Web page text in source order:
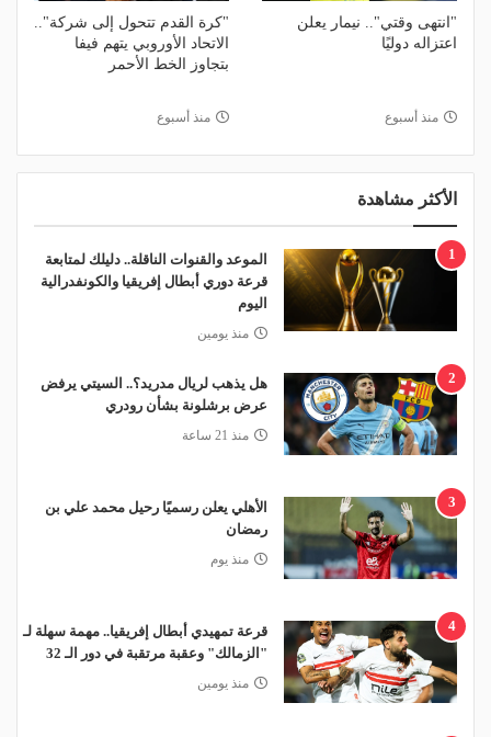
"انتهى وقتي".. نيمار يعلن
اعتزاله دوليًا
منذ أسبوع
"كرة القدم تتحول إلى شركة"..
الاتحاد الأوروبي يتهم فيفا
بتجاوز الخط الأحمر
منذ أسبوع
الأكثر مشاهدة
1
الموعد والقنوات الناقلة.. دليلك لمتابعة
قرعة دوري أبطال إفريقيا والكونفدرالية
اليوم
منذ يومين
2
هل يذهب لريال مدريد؟.. السيتي يرفض
عرض برشلونة بشأن رودري
منذ 21 ساعة
3
الأهلي يعلن رسميًا رحيل محمد علي بن
رمضان
منذ يوم
4
قرعة تمهيدي أبطال إفريقيا.. مهمة سهلة لـ
"الزمالك" وعقبة مرتقبة في دور الـ 32
منذ يومين